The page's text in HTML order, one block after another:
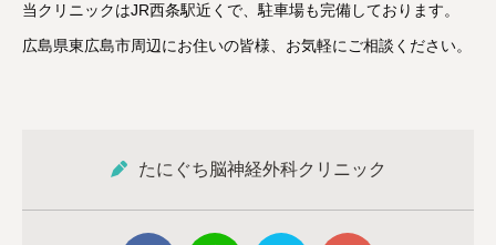
当クリニックはJR西条駅近くで、駐車場も完備しております。
広島県東広島市周辺にお住いの皆様、お気軽にご相談ください。
たにぐち脳神経外科クリニック